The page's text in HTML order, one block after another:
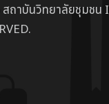
ถาบันวิทยาลัยชุมช